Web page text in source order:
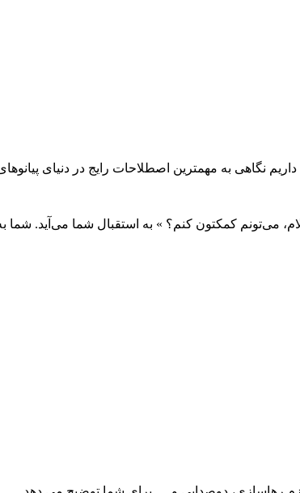
به مهمترین اصطلاحات رایج در دنیای پیانوهای
می‌تونم کمکتون کنم؟ » به استقبال شما می‌آید. شما